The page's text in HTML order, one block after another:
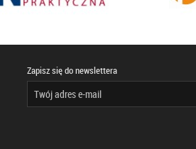
Zapisz się do newslettera